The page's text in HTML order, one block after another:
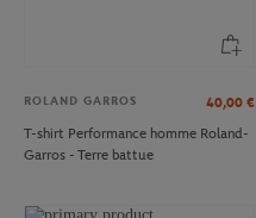
ROLAND GARROS 40,00 €
T-shirt Performance homme Roland-
Garros - Terre battue